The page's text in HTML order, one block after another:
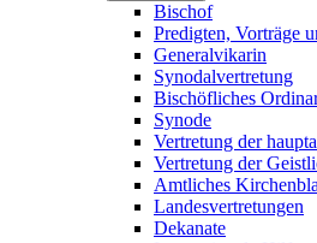
Bischof
Predigten, Vorträge
Generalvikarin
Synodalvertretung
Bischöfliches
Synode
Vertretung der
Vertretung der
Amtliches
Landesvertretungen
Dekanate